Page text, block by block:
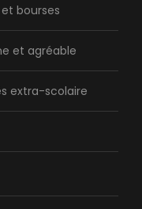
bourses
et agréable
extra-scolaire